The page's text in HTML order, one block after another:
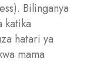
Bilinganya
katika
hatari ya
mama